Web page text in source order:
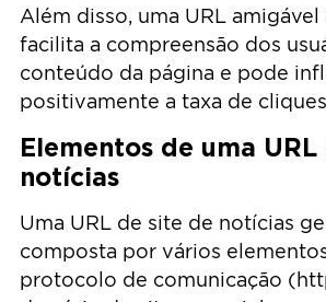
Além disso, uma URL
facilita a compreensão dos
conteúdo da página e pode
positivamente a taxa de
Elementos de uma
notícias
Uma URL de site de notícias
composta por vários
protocolo de comunicação